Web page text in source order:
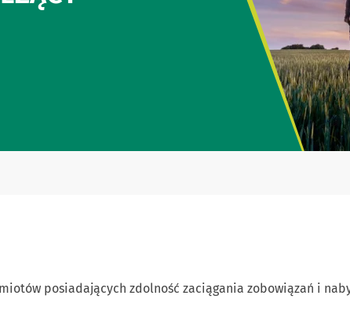
posiadających zdolność zaciągania zobowiązań i